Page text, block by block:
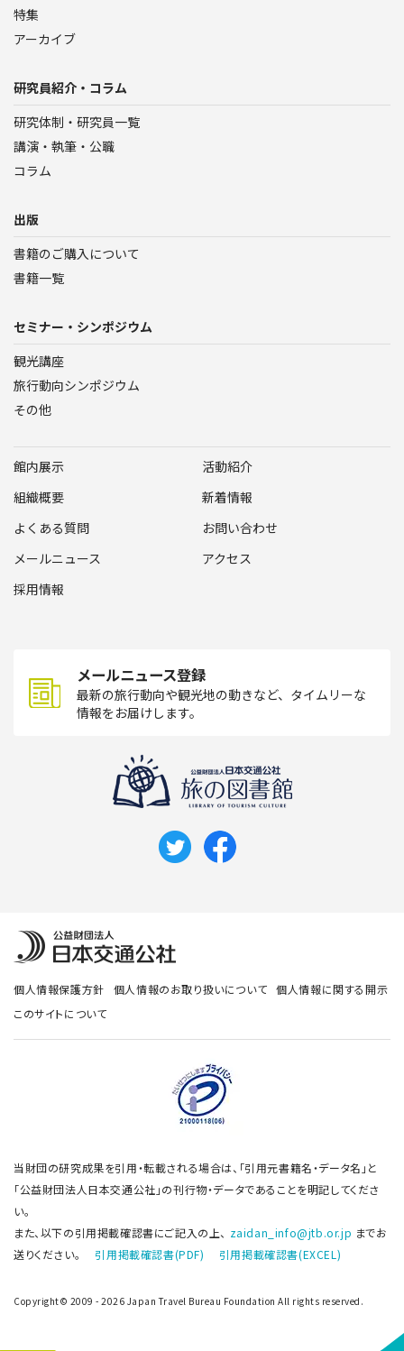
特集
アーカイブ
研究員紹介・コラム
研究体制・研究員一覧
講演・執筆・公職
コラム
出版
書籍のご購入について
書籍一覧
セミナー・シンポジウム
観光講座
旅行動向シンポジウム
その他
館内展示
活動紹介
組織概要
新着情報
よくある質問
お問い合わせ
メールニュース
アクセス
採用情報
メールニュース登録
最新の旅行動向や観光地の動きなど、タイムリーな
情報をお届けします。
個人情報保護方針 個人情報のお取り扱いについて
個人情報に関する開示
このサイトについて
当財団の研究成果を引用・転載される場合は、「引用元書籍名・データ名」と
「公益財団法人日本交通公社」の刊行物・データであることを明記してくださ
い。
また、以下の引用掲載確認書にご記入の上、 zaidan_info@jtb.or.jp までお
送りください。 引用掲載確認書(PDF) 引用掲載確認書(EXCEL)
Copyright© 2009 - 2026 Japan Travel Bureau Foundation All rights reserved.